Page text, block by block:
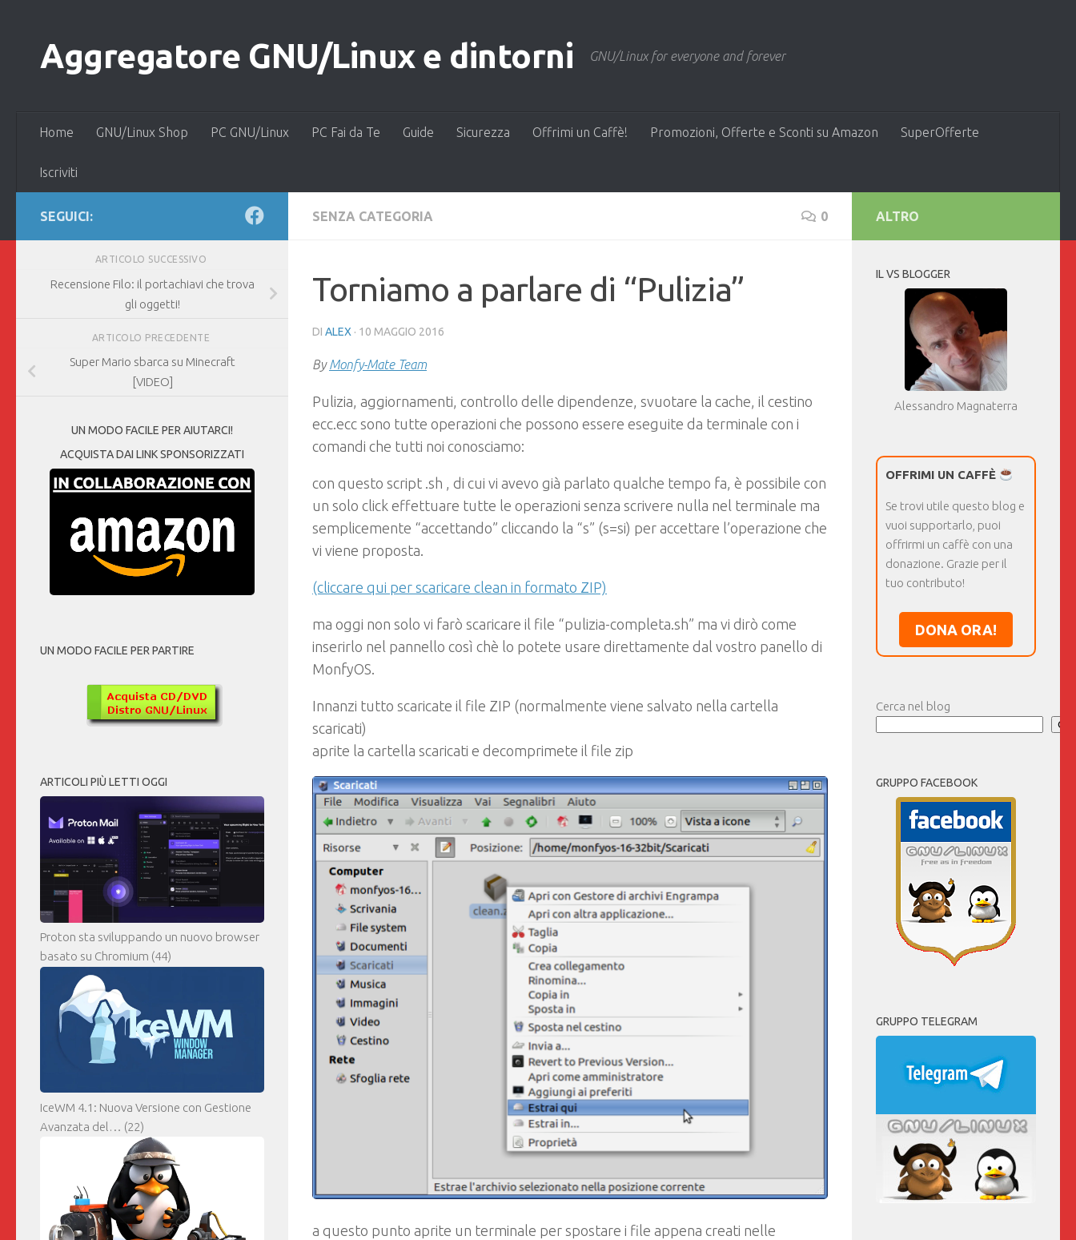
Aggregatore GNU/Linux e dintorni GNU/Linux for everyone and forever
Home GNU/Linux Shop PC GNU/Linux PC Fai da Te Guide Sicurezza Offrimi un Caffè! Promozioni, Offerte e Sconti su Amazon SuperOfferte
Iscriviti
SENZA CATEGORIA 0
Torniamo a parlare di “Pulizia”
DI ALEX · 10 MAGGIO 2016
ByMonfy-Mate Team
Pulizia, aggiornamenti, controllo delle dipendenze, svuotare la cache, il cestino
ecc.ecc sono tutte operazioni che possono essere eseguite da terminale con i
comandi che tutti noi conosciamo:
con questo script .sh , di cui vi avevo già parlato qualche tempo fa, è possibile con
un solo click effettuare tutte le operazioni senza scrivere nulla nel terminale ma
semplicemente “accettando” cliccando la “s” (s=si) per accettare l’operazione che
vi viene proposta.
(cliccare qui per scaricare clean in formato ZIP)
ma oggi non solo vi farò scaricare il file “pulizia-completa.sh” ma vi dirò come
inserirlo nel pannello così chè lo potete usare direttamente dal vostro panello di
MonfyOS.
Innanzi tutto scaricate il file ZIP (normalmente viene salvato nella cartella
scaricati)
aprite la cartella scaricati e decomprimete il file zip
a questo punto aprite un terminale per spostare i file appena creati nelle
SEGUICI:
ARTICOLO SUCCESSIVO
Recensione Filo: il portachiavi che trova
gli oggetti!
ARTICOLO PRECEDENTE
Super Mario sbarca su Minecraft
[VIDEO]
UN MODO FACILE PER AIUTARCI!
ACQUISTA DAI LINK SPONSORIZZATI
UN MODO FACILE PER PARTIRE
ARTICOLI PIÙ LETTI OGGI
Proton sta sviluppando un nuovo browser
basato su Chromium (44)
IceWM 4.1: Nuova Versione con Gestione
Avanzata del… (22)
ALTRO
IL VS BLOGGER
Alessandro Magnaterra
OFFRIMI UN CAFFÈ
Se trovi utile questo blog e
vuoi supportarlo, puoi
offrirmi un caffè con una
donazione. Grazie per il
tuo contributo!
DONA ORA!
Cerca nel blog
GRUPPO FACEBOOK
GRUPPO TELEGRAM